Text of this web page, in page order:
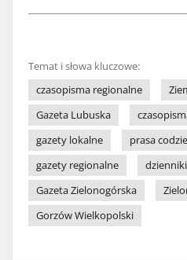
Temat i słowa kluczowe:
czasopisma regionalne
Gazeta Lubuska
gazety lokalne
prasa
gazety regionalne
Gazeta Zielonogórska
Gorzów Wielkopolski